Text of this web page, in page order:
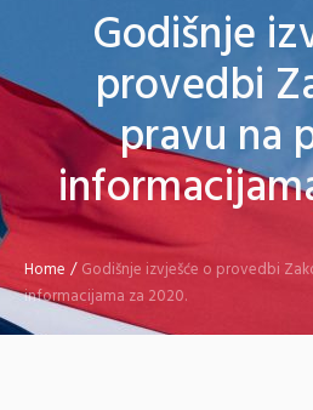
Godišnje
provedbi
pravu na
Home /Godišnje izvješće o provedbi
informacijama za 2020.